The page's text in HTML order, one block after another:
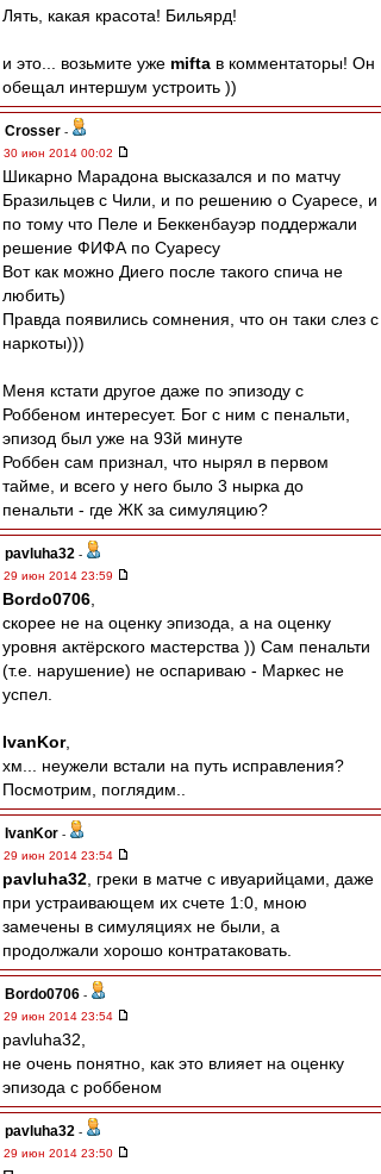
Лять, какая красота! Бильярд!
и это... возьмите уже mifta в комментаторы! Он
обещал интершум устроить ))
Crosser -
30 июн 2014 00:02
Шикарно Марадона высказался и по матчу
Бразильцев с Чили, и по решению о Суаресе, и
по тому что Пеле и Беккенбауэр поддержали
решение ФИФА по Суаресу
Вот как можно Диего после такого спича не
любить)
Правда появились сомнения, что он таки слез с
наркоты)))
Меня кстати другое даже по эпизоду с
Роббеном интересует. Бог с ним с пенальти,
эпизод был уже на 93й минуте
Роббен сам признал, что нырял в первом
тайме, и всего у него было 3 нырка до
пенальти - где ЖК за симуляцию?
pavluha32 -
29 июн 2014 23:59
Bordo0706
скорее не на оценку эпизода, а на оценку
уровня актёрского мастерства )) Сам пенальти
(т.е. нарушение) не оспариваю - Маркес не
успел.
IvanKor,
хм... неужели встали на путь исправления?
Посмотрим, поглядим..
IvanKor -
29 июн 2014 23:54
pavluha32 , греки в матче с ивуарийцами, даже
при устраивающем их счете 1:0, мною
замечены в симуляциях не были, а
продолжали хорошо контратаковать.
Bordo0706 -
29 июн 2014 23:54
pavluha32,
не очень понятно, как это влияет на оценку
эпизода с роббеном
pavluha32 -
29 июн 2014 23:50